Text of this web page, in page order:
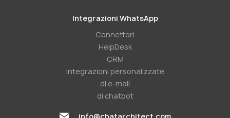
Integrazioni WhatsApp
Connettori
HelpDesk
CRM
Integrazioni personalizzate
di e-mail
di chatbot